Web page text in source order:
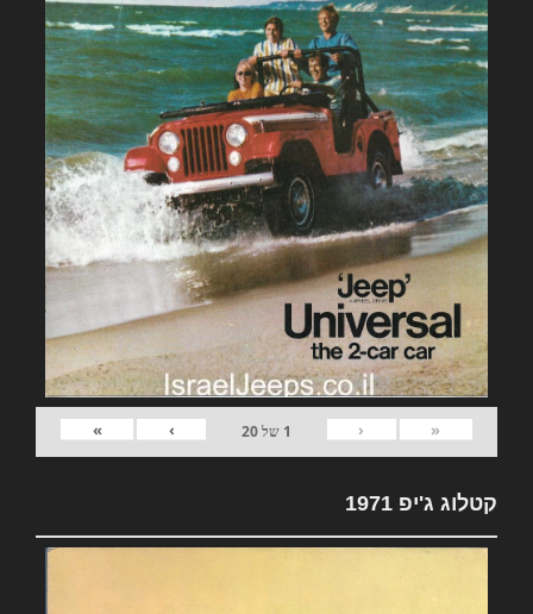
«
‹
1 של20
›
»
קטלוג ג'יפ 1971